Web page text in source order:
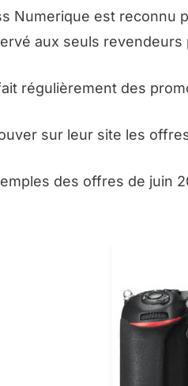
Numerique est reconnu
aux seuls
régulièrement des
sur leur site les
des offres de juin